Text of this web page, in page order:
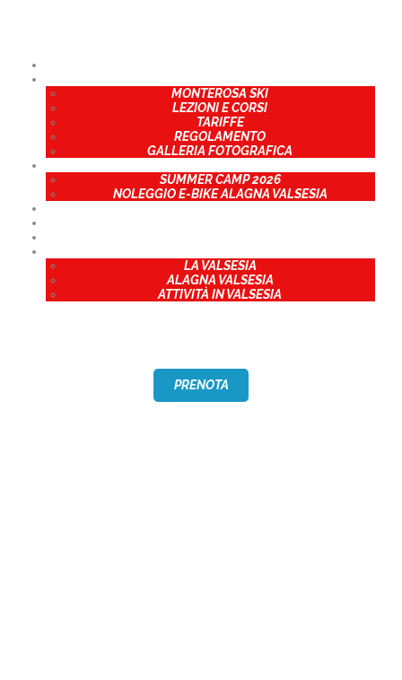
MONTEROSA SKI
LEZIONI E CORSI
TARIFFE
REGOLAMENTO
GALLERIA FOTOGRAFICA
SUMMER CAMP 2026
NOLEGGIO E-BIKE ALAGNA VALSESIA
LA VALSESIA
ALAGNA VALSESIA
ATTIVITÀ IN VALSESIA
PRENOTA
INVERNO
ESTATE
PROGETTI
EVENTI
CONTATTI